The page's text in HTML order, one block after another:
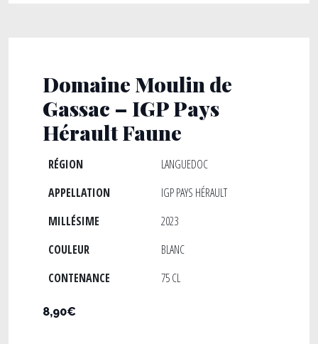
Domaine Moulin de
Gassac – IGP Pays
Hérault Faune
RÉGION
LANGUEDOC
APPELLATION
IGP PAYS HÉRAULT
MILLÉSIME
2023
COULEUR
BLANC
CONTENANCE
75 CL
8,90€